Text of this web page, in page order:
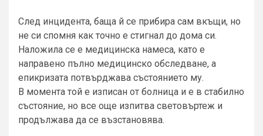
След инцидента, баща й се прибира сам вкъщи, но
не си спомня как точно е стигнал до дома си.
Наложила се е медицинска намеса, като е
направено пълно медицинско обследване, а
епикризата потвърджава състоянието му.
В момента той е изписан от болница и е в стабилно
състояние, но все още изпитва световъртеж и
продължава да се възстановява.